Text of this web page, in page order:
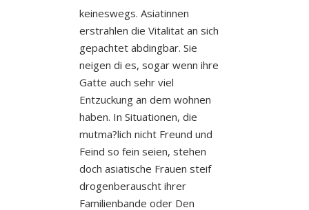
keineswegs. Asiatinnen
erstrahlen die Vitalitat an sich
gepachtet abdingbar. Sie
neigen di es, sogar wenn ihre
Gatte auch sehr viel
Entzuckung an dem wohnen
haben. In Situationen, die
mutma?lich nicht Freund und
Feind so fein seien, stehen
doch asiatische Frauen steif
drogenberauscht ihrer
Familienbande oder Den